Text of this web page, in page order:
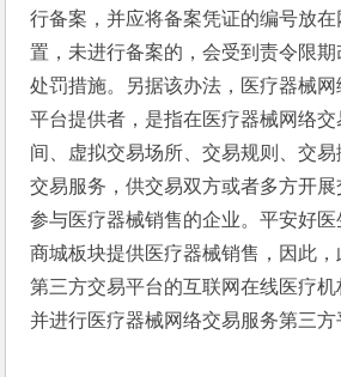
行备案，并应将备案凭证的编号放
置，未进行备案的，会受到责令限
处罚措施。另据该办法，医疗器械
平台提供者，是指在医疗器械网络
间、虚拟交易场所、交易规则、交
交易服务，供交易双方或者多方开
参与医疗器械销售的企业。平安好
商城板块提供医疗器械销售，因此
第三方交易平台的互联网在线医疗机
并进行医疗器械网络交易服务第三方